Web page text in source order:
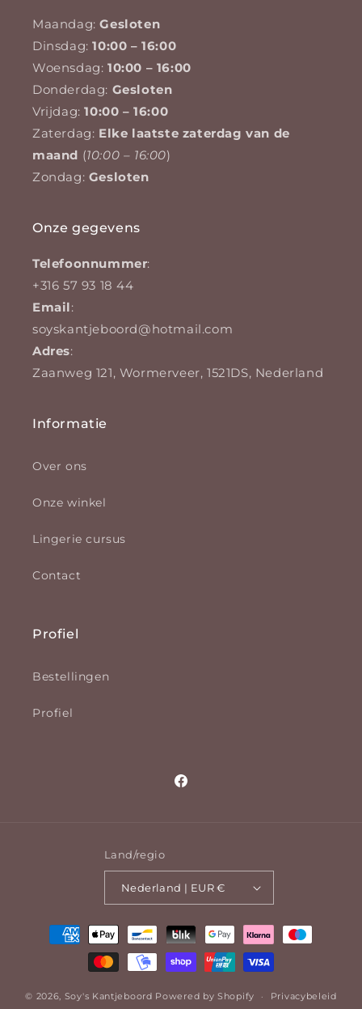
Maandag:Gesloten
Dinsdag:10:00 – 16:00
Woensdag: 10:00 – 16:00
Donderdag: Gesloten
Vrijdag:10:00 – 16:00
Zaterdag: Elke laatste zaterdag van de
maand (10:00 – 16:00)
Zondag: Gesloten
Onze gegevens
Telefoonnummer:
+316 57 93 18 44
Email:
soyskantjeboord@hotmail.com
Adres:
Zaanweg 121, Wormerveer, 1521DS, Nederland
Informatie
Over ons
Onze winkel
Lingerie cursus
Contact
Profiel
Bestellingen
Profiel
Facebook
Land/regio
Nederland | EUR €
Betaalmethoden
© 2026, Soy's Kantjeboord Powered by Shopify Privacybeleid